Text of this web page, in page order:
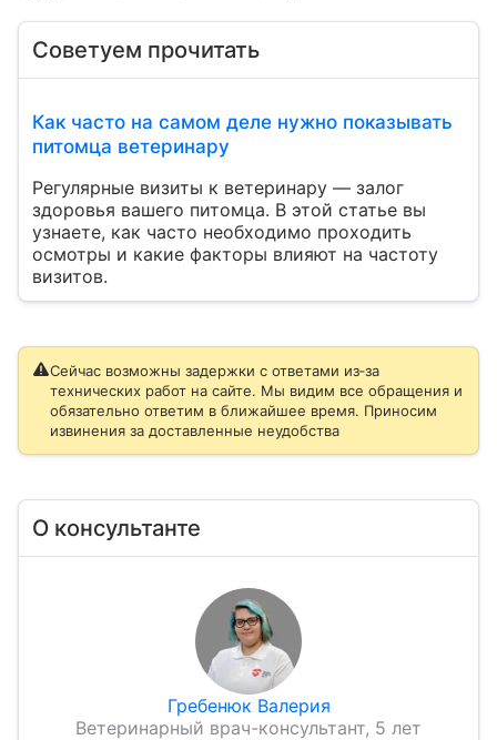
Советуем прочитать
Как часто на самом деле нужно показывать
питомца ветеринару
Регулярные визиты к ветеринару — залог
здоровья вашего питомца. В этой статье вы
узнаете, как часто необходимо проходить
осмотры и какие факторы влияют на частоту
визитов.
Сейчас возможны задержки с ответами из‑за
технических работ на сайте. Мы видим все обращения и
обязательно ответим в ближайшее время. Приносим
извинения за доставленные неудобства
О консультанте
Гребенюк Валерия
Ветеринарный врач-консультант, 5 лет